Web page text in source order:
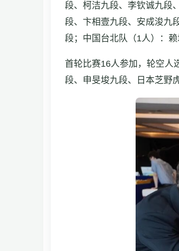
段、柯洁九段、李钦诚九段
段、卞相壹九段、安成浚九
段；中国台北队（1人）：
首轮比赛16人参加，轮空人
段、申旻埈九段、日本芝野